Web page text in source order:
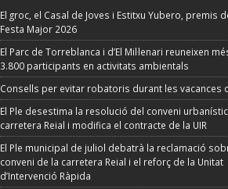
El groc, el Casal de Joves i Estitxu Yubero, premis
Festa Major 2026
El Parc de Torreblanca i d’El Mil·lenari reuneixen
3.800 participants en activitats ambientals
Consells per evitar robatoris durant les vacances
El Ple desestima la resolució del conveni
carretera Reial i modifica el contracte de la UIR
El Ple municipal de juliol debatrà la reclamació
conveni de la carretera Reial i el reforç de la Unitat
d’Intervenció Ràpida